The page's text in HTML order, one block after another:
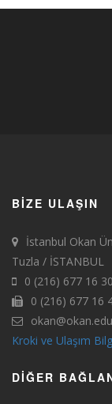
BIZE ULAŞIN
İstanbul Okan
Tuzla / İSTANBUL
0 (216) 677 16 30
0 (216) 677 16
Kroki ve Ulaşım
DIĞER